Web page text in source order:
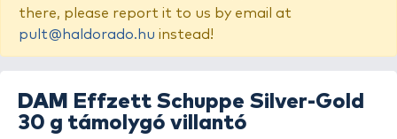
there, please report it to us by email at
pult@haldorado.hu instead!
DAM
Effzett Schuppe Silver-Gold
30 g támolygó villantó